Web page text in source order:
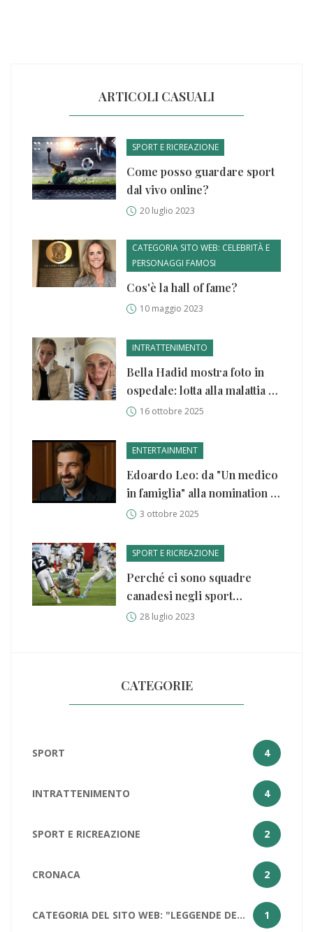
ARTICOLI CASUALI
SPORT E RICREAZIONE
Come posso guardare sport
dal vivo online?
20 luglio 2023
CATEGORIA SITO WEB: CELEBRITÀ E
PERSONAGGI FAMOSI
Cos'è la hall of fame?
10 maggio 2023
INTRATTENIMENTO
Bella Hadid mostra foto in
ospedale: lotta alla malattia di
Lyme16 ottobre 2025
ENTERTAINMENT
Edoardo Leo: da "Un medico
in famiglia" alla nomination al
David di Donatello
3 ottobre 2025
SPORT E RICREAZIONE
Perché ci sono squadre
canadesi negli sport
professionistici americani?
28 luglio 2023
CATEGORIE
SPORT 4
INTRATTENIMENTO 4
SPORT E RICREAZIONE 2
CRONACA 2
CATEGORIA DEL SITO WEB: "LEGGENDE DELLA PALLACANESTRO: LEBRON JAMES 1